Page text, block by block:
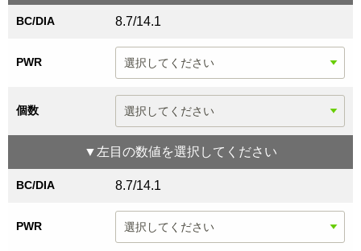
BC/DIA 8.7/14.1
PWR
個数
▼ 左目 の数値を選択してください
BC/DIA 8.7/14.1
PWR